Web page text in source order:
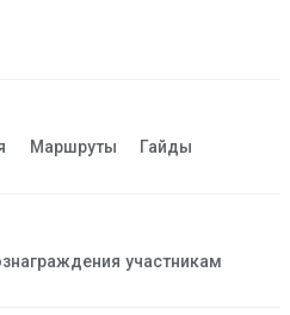
Маршруты Гайды
участникам